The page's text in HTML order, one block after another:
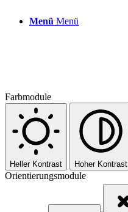
Menü Menü
Farbmodule
Heller Kontrast Hoher Kontrast
Orientierungsmodule